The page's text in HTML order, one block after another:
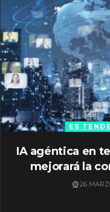
ES
IA agéntica en
mejorará la
26